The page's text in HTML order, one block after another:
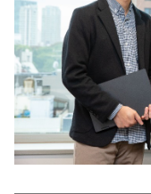
就活成功ガイド
個人向けプラン
法人向けプラン
学校向けプラン
note